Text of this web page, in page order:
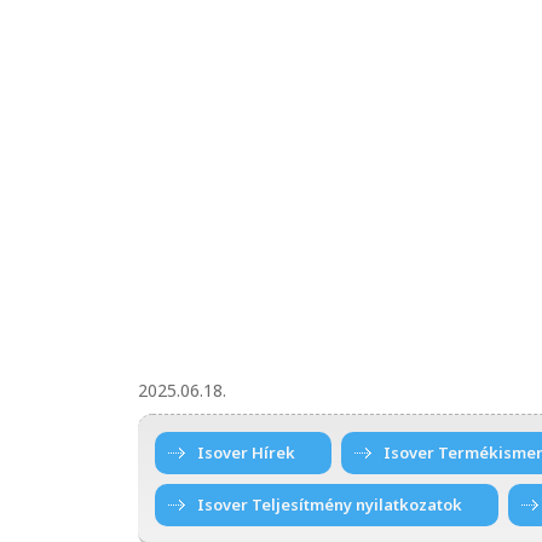
2025.06.18.
Isover Hírek Isover
Isover Teljesítmény nyilatkozatok